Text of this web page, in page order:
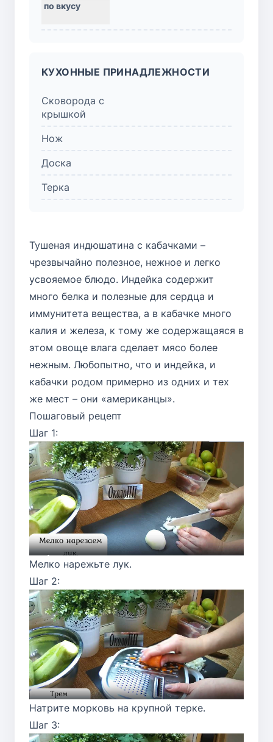
КУХОННЫЕ ПРИНАДЛЕЖНОСТИ
Сковорода с
крышкой
Нож
Доска
Терка
Тушеная индюшатина с кабачками –
чрезвычайно полезное, нежное и легко
усвояемое блюдо. Индейка содержит
много белка и полезные для сердца и
иммунитета вещества, а в кабачке много
калия и железа, к тому же содержащаяся в
этом овоще влага сделает мясо более
нежным. Любопытно, что и индейка, и
кабачки родом примерно из одних и тех
же мест – они «американцы».
Пошаговый рецепт
Шаг 1:
Мелко нарежьте лук.
Шаг 2:
Натрите морковь на крупной терке.
Шаг 3: